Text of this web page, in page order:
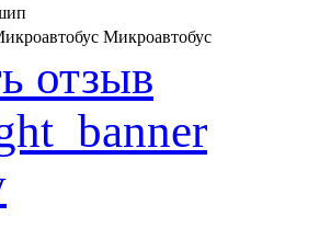
Микроавтобус
отзыв